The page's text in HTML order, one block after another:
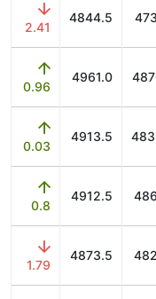
4844.5
2.41
4961.0
0.96
4913.5
0.03
4912.5
0.8
4873.5
1.79